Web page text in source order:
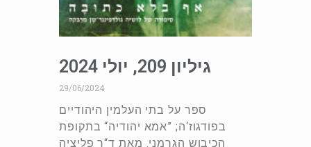
גיליון 209, יולי 2024
29/06/2024
ספר על בתי העלמין היהודיים
בפודגוז‘ה; ”אמא יהודיה“ בתקופת
הכיבוש הגרמני. מאת ד“ר פליציה